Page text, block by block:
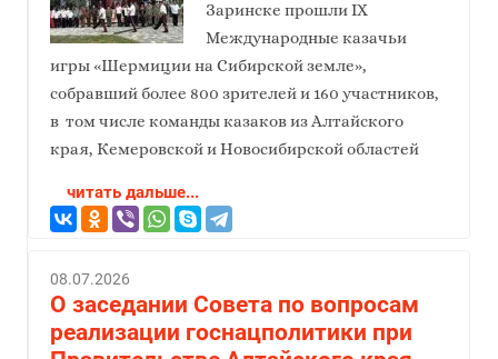
Заринске прошли IX
Международные казачьи
игры «Шермиции на Сибирской земле»,
собравший более 800 зрителей и 160 участников,
в том числе команды казаков из Алтайского
края, Кемеровской и Новосибирской областей
читать дальше...
08.07.2026
О заседании Совета по вопросам
реализации госнацполитики при